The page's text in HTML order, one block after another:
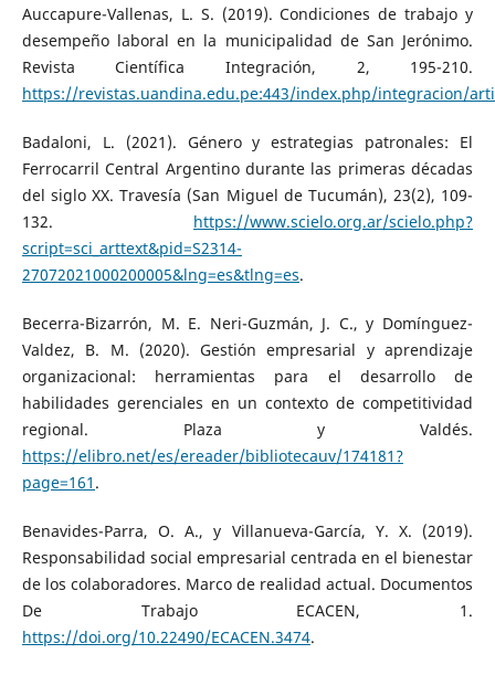
Auccapure-Vallenas, L. S. (2019). Condiciones de trabajo y
desempeño laboral en la municipalidad de San Jerónimo.
Revista Científica Integración, 2, 195-210.
https://revistas.uandina.edu.pe:443/index.php/integracion/
Badaloni, L. (2021). Género y estrategias patronales: El
Ferrocarril Central Argentino durante las primeras décadas
del siglo XX. Travesía (San Miguel de Tucumán), 23(2), 109-
132. https://www.scielo.org.ar/scielo.php?
script=sci_arttext&pid=S2314-
27072021000200005&lng=es&tlng=es.
Becerra-Bizarrón, M. E. Neri-Guzmán, J. C., y Domínguez-
Valdez, B. M. (2020). Gestión empresarial y aprendizaje
organizacional: herramientas para el desarrollo de
habilidades gerenciales en un contexto de competitividad
regional. Plaza y Valdés.
https://elibro.net/es/ereader/bibliotecauv/174181?
page=161 .
Benavides-Parra, O. A., y Villanueva-García, Y. X. (2019).
Responsabilidad social empresarial centrada en el bienestar
de los colaboradores. Marco de realidad actual. Documentos
De Trabajo ECACEN, 1.
https://doi.org/10.22490/ECACEN.3474.